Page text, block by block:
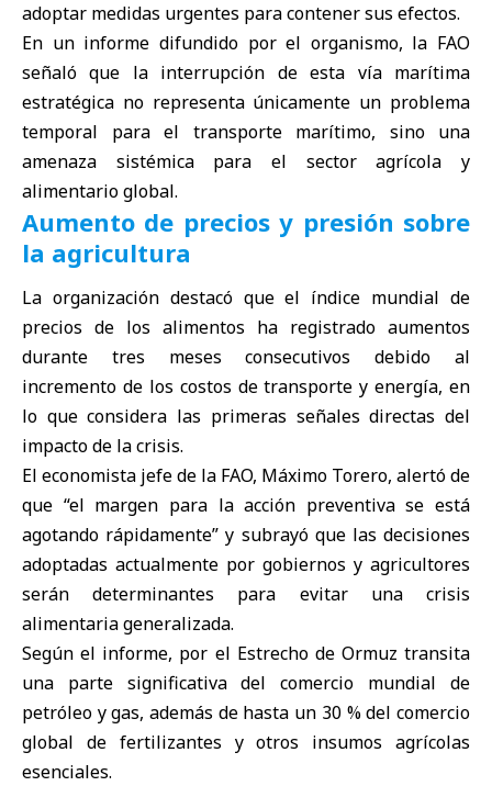
adoptar medidas urgentes para contener sus efectos.
En un informe difundido por el organismo, la FAO
señaló que la interrupción de esta vía marítima
estratégica no representa únicamente un problema
temporal para el transporte marítimo, sino una
amenaza sistémica para el sector agrícola y
alimentario global.
Aumento de precios y presión sobre
la agricultura
La organización destacó que el índice mundial de
precios de los alimentos ha registrado aumentos
durante tres meses consecutivos debido al
incremento de los costos de transporte y energía, en
lo que considera las primeras señales directas del
impacto de la crisis.
El economista jefe de la FAO, Máximo Torero, alertó de
que “el margen para la acción preventiva se está
agotando rápidamente” y subrayó que las decisiones
adoptadas actualmente por gobiernos y agricultores
serán determinantes para evitar una crisis
alimentaria generalizada.
Según el informe, por el Estrecho de Ormuz transita
una parte significativa del comercio mundial de
petróleo y gas, además de hasta un 30 % del comercio
global de fertilizantes y otros insumos agrícolas
esenciales.